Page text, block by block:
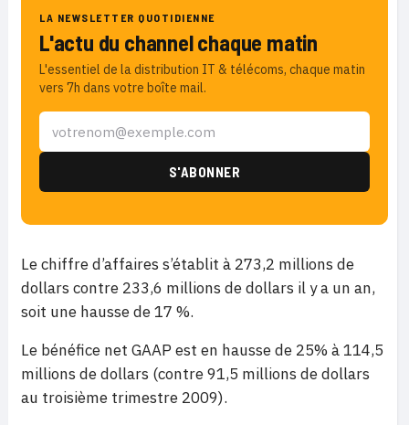
LA NEWSLETTER QUOTIDIENNE
L'actu du channel chaque matin
L'essentiel de la distribution IT & télécoms, chaque matin
vers 7h dans votre boîte mail.
Le chiffre d’affaires s’établit à 273,2 millions de
dollars contre 233,6 millions de dollars il y a un an,
soit une hausse de 17 %.
Le bénéfice net GAAP est en hausse de 25% à 114,5
millions de dollars (contre 91,5 millions de dollars
au troisième trimestre 2009).